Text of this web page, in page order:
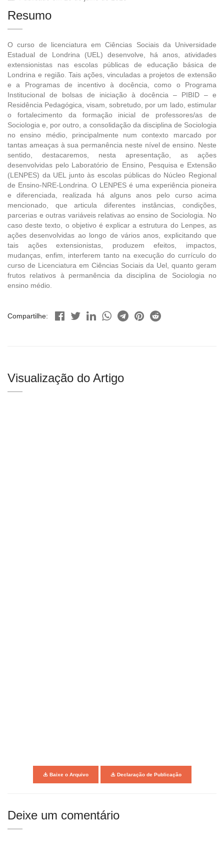
Resumo
O curso de licenciatura em Ciências Sociais da Universidade
Estadual de Londrina (UEL) desenvolve, há anos, atividades
extensionistas nas escolas públicas de educação básica de
Londrina e região. Tais ações, vinculadas a projetos de extensão
e a Programas de incentivo à docência, como o Programa
Institucional de bolsas de iniciação à docência – PIBID – e
Residência Pedagógica, visam, sobretudo, por um lado, estimular
o fortalecimento da formação inicial de professores/as de
Sociologia e, por outro, a consolidação da disciplina de Sociologia
no ensino médio, principalmente num contexto marcado por
tantas ameaças à sua permanência neste nível de ensino. Neste
sentido, destacaremos, nesta apresentação, as ações
desenvolvidas pelo Laboratório de Ensino, Pesquisa e Extensão
(LENPES) da UEL junto às escolas públicas do Núcleo Regional
de Ensino-NRE-Londrina. O LENPES é uma experiência pioneira
e diferenciada, realizada há alguns anos pelo curso acima
mencionado, que articula diferentes instâncias, condições,
parcerias e outras variáveis relativas ao ensino de Sociologia. No
caso deste texto, o objetivo é explicar a estrutura do Lenpes, as
ações desenvolvidas ao longo de vários anos, explicitando que
tais ações extensionistas, produzem efeitos, impactos,
mudanças, enfim, interferem tanto na execução do currículo do
curso de Licenciatura em Ciências Sociais da Uel, quanto geram
frutos relativos à permanência da disciplina de Sociologia no
ensino médio.
Compartilhe:
Visualização do Artigo
Baixe o Arquivo Declaração de Publicação
Deixe um comentário